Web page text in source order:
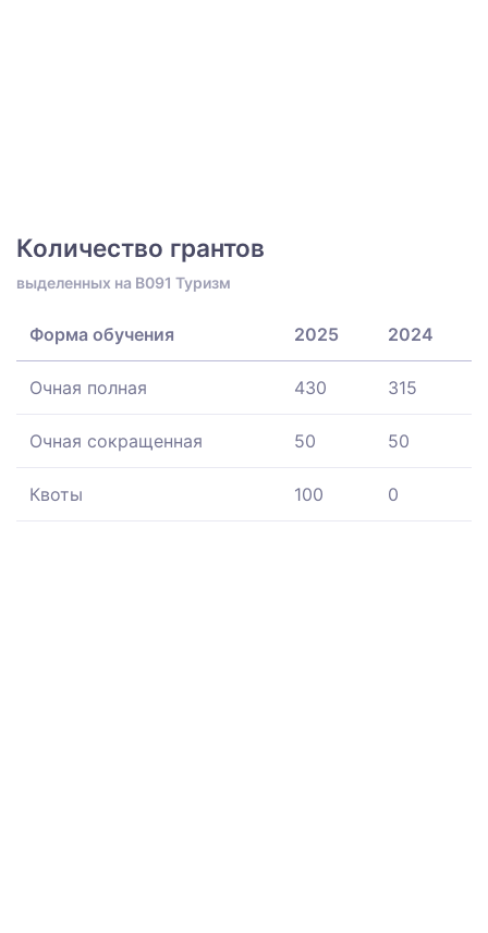
Количество грантов
выделенных на B091 Туризм
Форма обучения 2025 2024
Очная полная 430 315
Очная сокращенная 50 50
Квоты 100 0